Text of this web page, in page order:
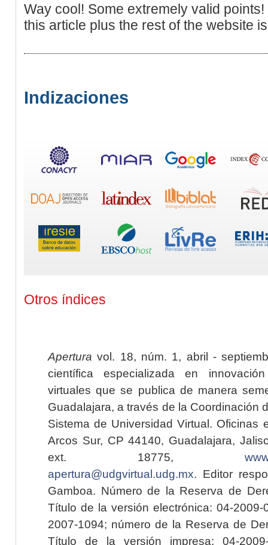
Way cool! Some extremely valid
this article plus the rest of the website
Indizaciones
Otros índices
Apertura vol. 18, núm. 1, abril -
científica especializada en
virtuales que se publica de manera
Guadalajara, a través de la Coordinación
Sistema de Universidad Virtual. Oficinas
Arcos Sur, CP 44140, Guadalajara,
ext. 18775,
apertura@udgvirtual.udg.mx. Editor
Gamboa. Número de la Reserva de
Título de la versión electrónica: 04-2009-
2007-1094; número de la Reserva de
Título de la versión impresa: 04-2009-